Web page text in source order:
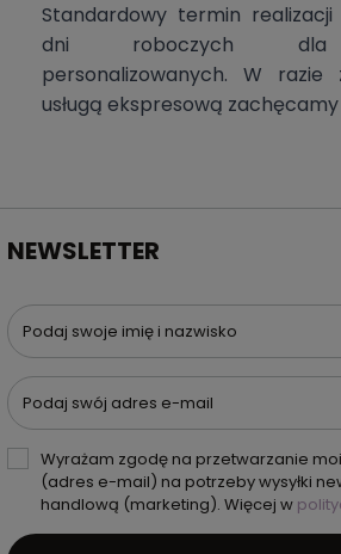
Standardowy termin realizacji
dni roboczych dla
personalizowanych. W razie
usługą ekspresową
NEWSLETTER
Podaj swoje imię i nazwisko
Podaj swój adres e-mail
Wyrażam zgodę na przetwarzanie
(adres e-mail) na potrzeby wysyłki
handlową (marketing). Więcej w